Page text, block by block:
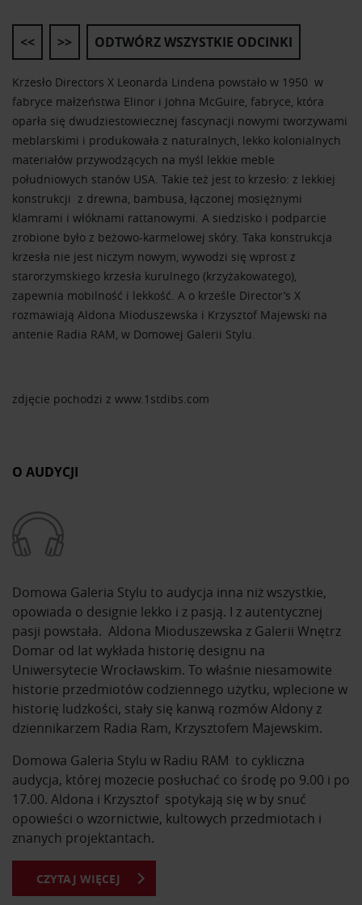
Krzesło Directors X Leonarda Lindena powstało w 1950 w
fabryce małżeństwa Elinor i Johna McGuire, fabryce, która
oparła się dwudziestowiecznej fascynacji nowymi tworzywami
meblarskimi i produkowała z naturalnych, lekko kolonialnych
materiałów przywodzących na myśl lekkie meble
południowych stanów USA. Takie też jest to krzesło: z lekkiej
konstrukcji z drewna, bambusa, łączonej mosiężnymi
klamrami i włóknami rattanowymi. A siedzisko i podparcie
zrobione było z beżowo-karmelowej skóry. Taka konstrukcja
krzesła nie jest niczym nowym, wywodzi się wprost z
starorzymskiego krzesła kurulnego (krzyżakowatego),
zapewnia mobilność i lekkość. A o krześle Director’s X
rozmawiają Aldona Mioduszewska i Krzysztof Majewski na
antenie Radia RAM, w Domowej Galerii Stylu.
zdjęcie pochodzi z www.1stdibs.com
<< >> ODTWÓRZ WSZYSTKIE ODCINKI
O AUDYCJI
Domowa Galeria Stylu to audycja inna niż wszystkie,
opowiada o designie lekko i z pasją. I z autentycznej
pasji powstała. Aldona Mioduszewska z Galerii Wnętrz
Domar od lat wykłada historię designu na
Uniwersytecie Wrocławskim. To właśnie niesamowite
historie przedmiotów codziennego użytku, wplecione w
historię ludzkości, stały się kanwą rozmów Aldony z
dziennikarzem Radia Ram, Krzysztofem Majewskim.
Domowa Galeria Stylu w Radiu RAM to cykliczna
audycja, której możecie posłuchać co środę po 9.00 i po
17.00. Aldona i Krzysztof spotykają się w by snuć
opowieści o wzornictwie, kultowych przedmiotach i
znanych projektantach.
Z Domowej Galerii Stylu dowiesz się o kultowych
CZYTAJ WIĘCEJ